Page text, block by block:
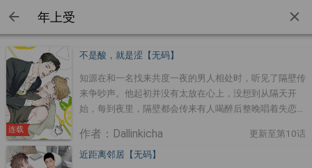
连载
不是酸，就是涩【无码】
知源在和一名找来共度一夜的男人相处时，听见了隔壁传
来争吵声。他起初并没有太放在心上，没想到从隔天开
始，每到夜里，隔壁都会传来有人喝醉后整晚唱着失恋歌
那里，他竟撞见阿贤正看着自己那段堪称黑历史的歌唱比
赛影片，而阿贤在发现影片里的男人本人竟然找上门来
作者：Dallinkicha 更新至第10话
近距离邻居【无码】